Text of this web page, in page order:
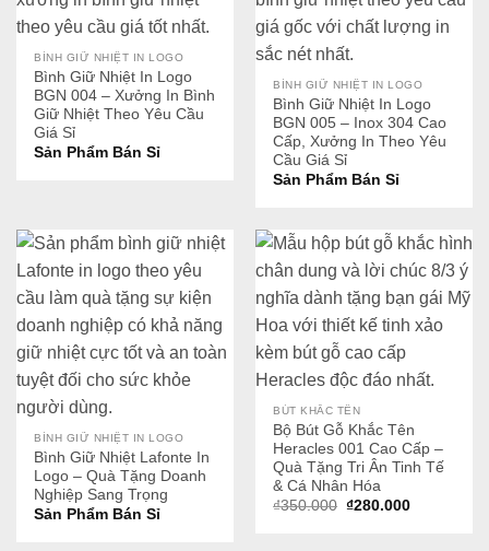
BÌNH GIỮ NHIỆT IN LOGO
Bình Giữ Nhiệt In Logo
BGN 004 – Xưởng In Bình
Giữ Nhiệt Theo Yêu Cầu
Giá Sỉ
Sản Phẩm Bán Sỉ
BÌNH GIỮ NHIỆT IN LOGO
Bình Giữ Nhiệt In Logo
BGN 005 – Inox 304 Cao
Cấp, Xưởng In Theo Yêu
Cầu Giá Sỉ
Sản Phẩm Bán Sỉ
BÌNH GIỮ NHIỆT IN LOGO
Bình Giữ Nhiệt Lafonte In
Logo – Quà Tặng Doanh
Nghiệp Sang Trọng
Sản Phẩm Bán Sỉ
BÚT KHẮC TÊN
Bộ Bút Gỗ Khắc Tên
Heracles 001 Cao Cấp –
Quà Tặng Tri Ân Tinh Tế
& Cá Nhân Hóa
₫350.000 Giá
₫280.000Giá